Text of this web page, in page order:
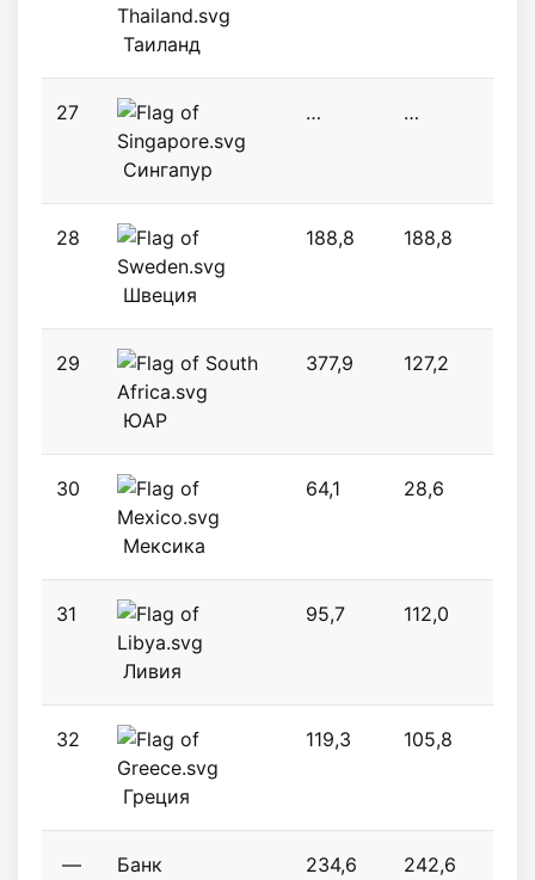
Таиланд
27
Сингапур
… …
28
Швеция
188,8 188,8
29
ЮАР
377,9 127,2
30
Мексика
64,1 28,6
31
Ливия
95,7 112,0
32
Греция
119,3 105,8
—
Банк
234,6 242,6